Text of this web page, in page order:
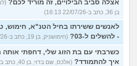
אצלה סביב הבילויים, זה מוריד לכם?
בן 36, כתב ב-22/07/26 16:13)
לאנשים ששירתו בחיל הטנ"א, חימוש,
- להשלים ל-03?
(חימושניק, בן 19, כתב ב-22/07/26 16:04)
כשרבתי עם בת הזוג שלי, דחפתי אותה
איך להתמודד?